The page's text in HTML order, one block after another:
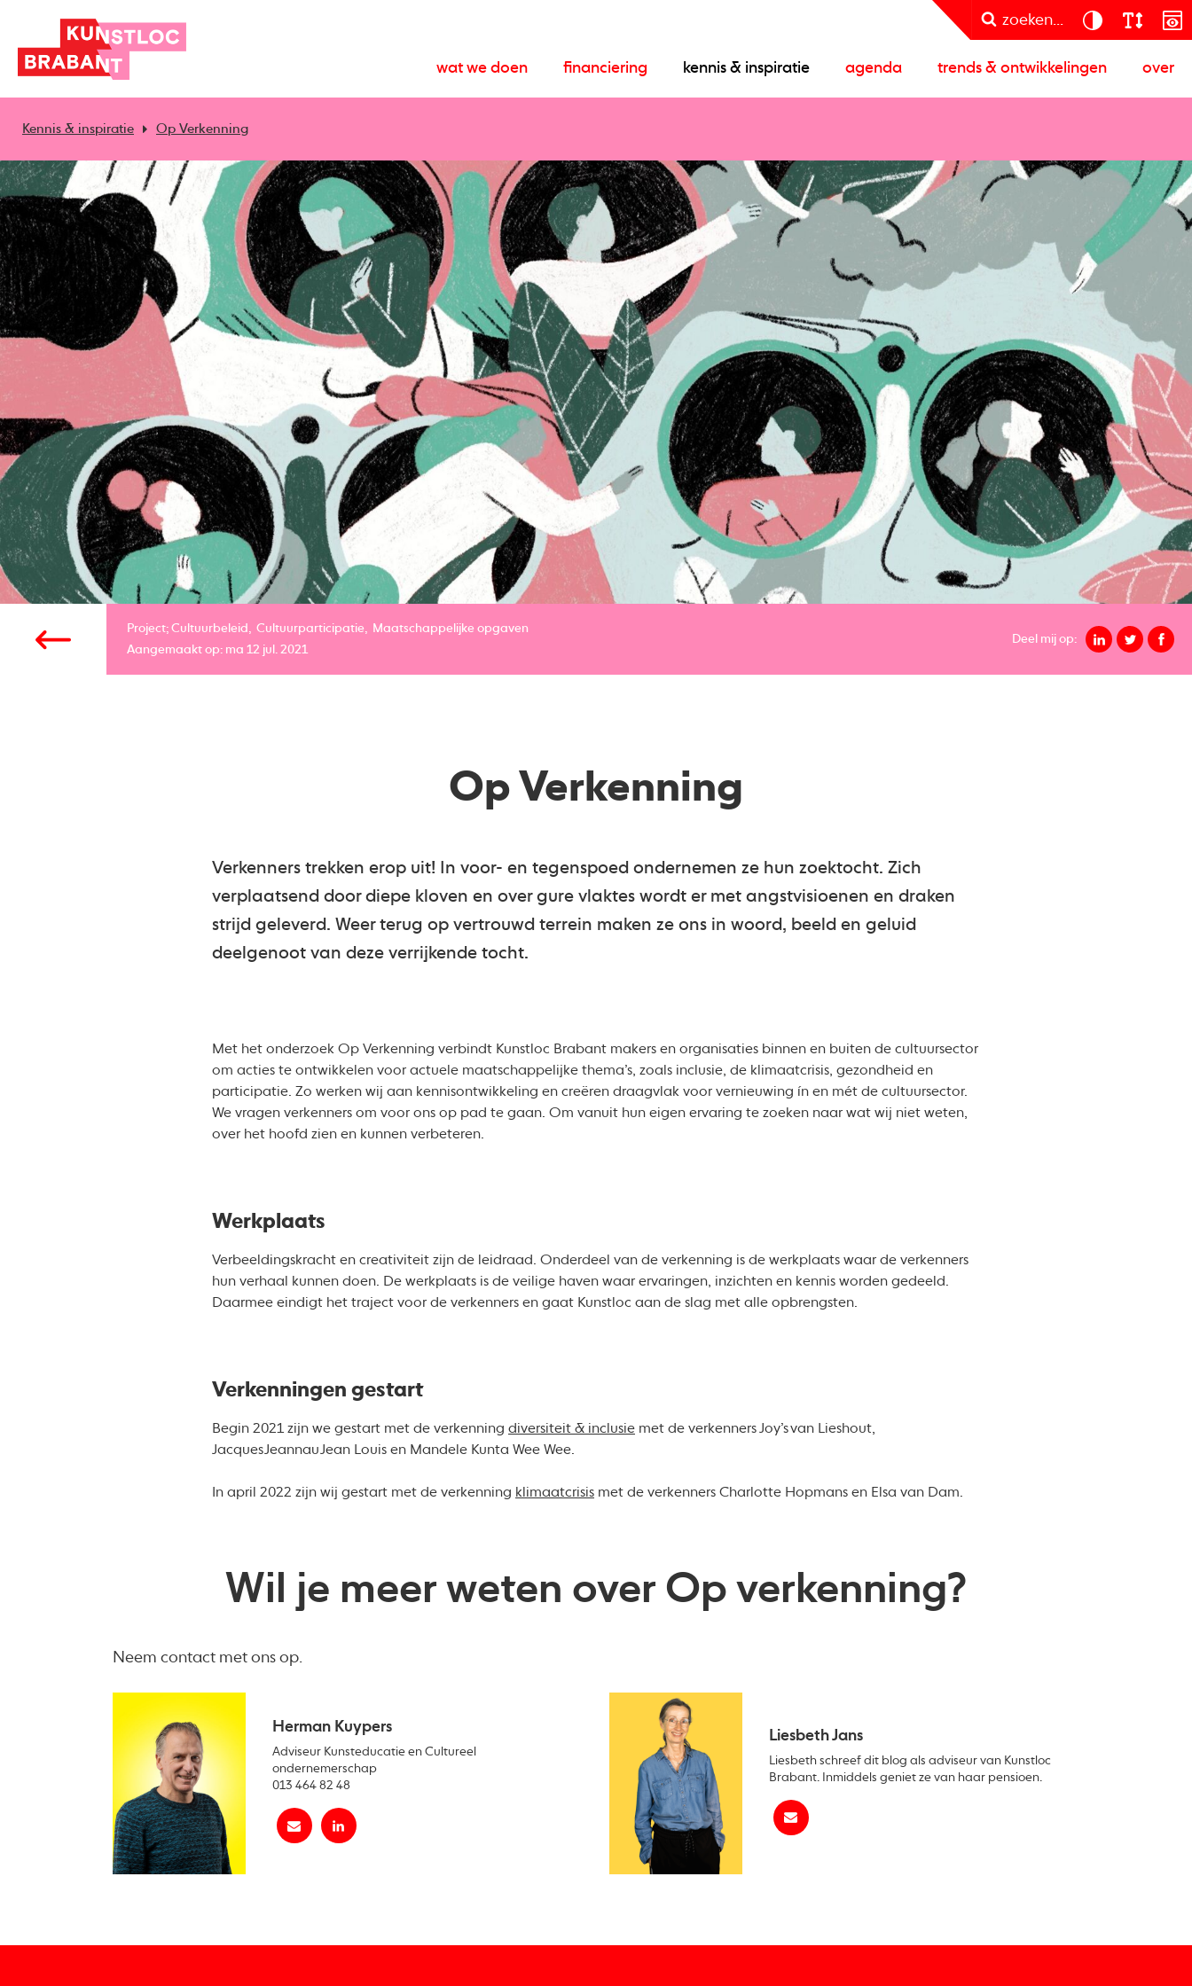
zoeken...
wat we doen financiering kennis & inspiratie agenda trends & ontwikkelingen over
Kennis & inspiratie Op Verkenning
Project; Cultuurbeleid Cultuurparticipatie
Maatschappelijke opgaven
Aangemaakt op: ma 12 jul. 2021
Deel mij op:
Op Verkenning
Verkenners trekken erop uit! In voor- en tegenspoed ondernemen ze hun zoektocht. Zich
verplaatsend door diepe kloven en over gure vlaktes wordt er met angstvisioenen en draken
strijd geleverd. Weer terug op vertrouwd terrein maken ze ons in woord, beeld en geluid
deelgenoot van deze verrijkende tocht.
Met het onderzoek Op Verkenning verbindt Kunstloc Brabant makers en organisaties binnen en buiten de cultuursector
om acties te ontwikkelen voor actuele maatschappelijke thema’s, zoals inclusie, de klimaatcrisis, gezondheid en
participatie. Zo werken wij aan kennisontwikkeling en creëren draagvlak voor vernieuwing ín en mét de cultuursector.
We vragen verkenners om voor ons op pad te gaan. Om vanuit hun eigen ervaring te zoeken naar wat wij niet weten,
over het hoofd zien en kunnen verbeteren.
Werkplaats
Verbeeldingskracht en creativiteit zijn de leidraad. Onderdeel van de verkenning is de werkplaats waar de verkenners
hun verhaal kunnen doen. De werkplaats is de veilige haven waar ervaringen, inzichten en kennis worden gedeeld.
Daarmee eindigt het traject voor de verkenners en gaat Kunstloc aan de slag met alle opbrengsten.
Verkenningen gestart
Begin 2021 zijn we gestart met de verkenning diversiteit & inclusie met de verkenners Joy’s van Lieshout,
Jacques Jeannau Jean Louis en Mandele Kunta Wee Wee.
In april 2022 zijn wij gestart met de verkenning klimaatcrisis met de verkenners Charlotte Hopmans en Elsa van Dam.
Wil je meer weten over Op verkenning?
Neem contact met ons op.
Herman Kuypers
Adviseur Kunsteducatie en Cultureel
ondernemerschap
013 464 82 48
Liesbeth Jans
Liesbeth schreef dit blog als adviseur van Kunstloc
Brabant. Inmiddels geniet ze van haar pensioen.